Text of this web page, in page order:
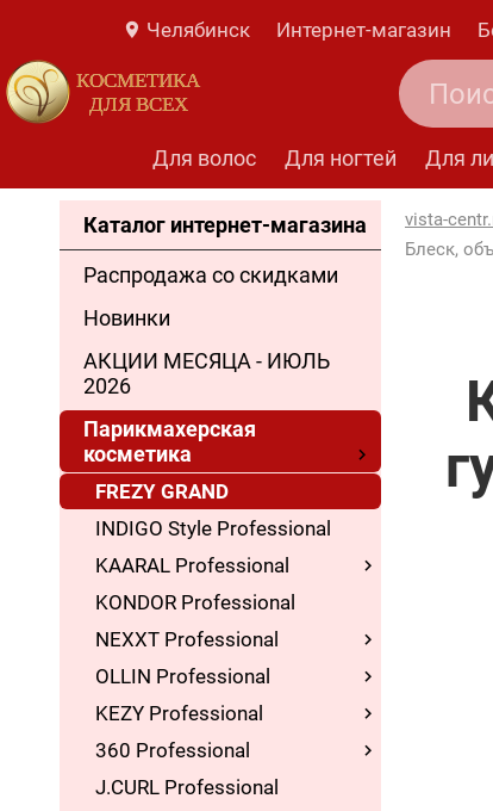
Челябинск Интернет-магазин
КОСМЕТИКА
ДЛЯ ВСЕХ
Для волос Для ногтей Для
Каталог интернет-магазина
Распродажа со скидками
Новинки
АКЦИИ МЕСЯЦА - ИЮЛЬ
2026
Парикмахерская
косметика
FREZY GRAND
INDIGO Style Professional
KAARAL Professional
KONDOR Professional
NEXXT Professional
OLLIN Professional
KEZY Professional
360 Professional
J.CURL Professional
vista-
Блеск,